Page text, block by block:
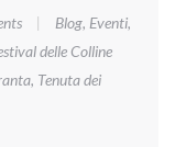
| Blog, Eventi,
delle Colline
, Tenuta dei